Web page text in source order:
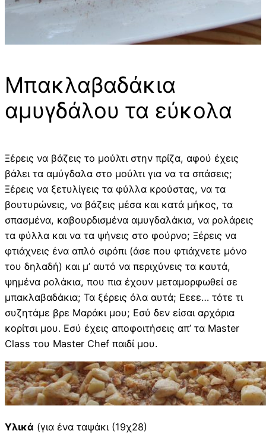
Μπακλαβαδάκια
αμυγδάλου τα εύκολα
Ξέρεις να βάζεις το μούλτι στην πρίζα, αφού έχεις
βάλει τα αμύγδαλα στο μούλτι για να τα σπάσεις;
Ξέρεις να ξετυλίγεις τα φύλλα κρούστας, να τα
βουτυρώνεις, να βάζεις μέσα και κατά μήκος, τα
σπασμένα, καβουρδισμένα αμυγδαλάκια, να ρολάρεις
τα φύλλα και να τα ψήνεις στο φούρνο; Ξέρεις να
φτιάχνεις ένα απλό σιρόπι (άσε που φτιάχνετε μόνο
του δηλαδή) και μ’ αυτό να περιχύνεις τα καυτά,
ψημένα ρολάκια, που πια έχουν μεταμορφωθεί σε
μπακλαβαδάκια; Τα ξέρεις όλα αυτά; Εεεε… τότε τι
συζητάμε βρε Μαράκι μου; Εσύ δεν είσαι αρχάρια
κορίτσι μου. Εσύ έχεις αποφοιτήσεις απ’ τα Master
Class του Master Chef παιδί μου.
Υλικά (για ένα ταψάκι (19χ28)